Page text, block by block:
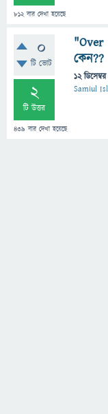
812বার দেখা হয়েছে
0
টি ভোট
2
টি উত্তর
439 বার দেখা হয়েছে
"Over
কেন??
12
Samiul